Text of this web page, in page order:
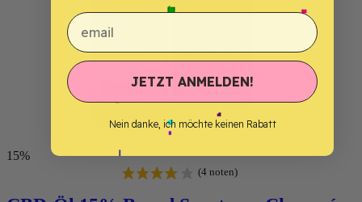
15%
email
JETZT ANMELDEN!
Nein danke, ich möchte keinen Rabatt